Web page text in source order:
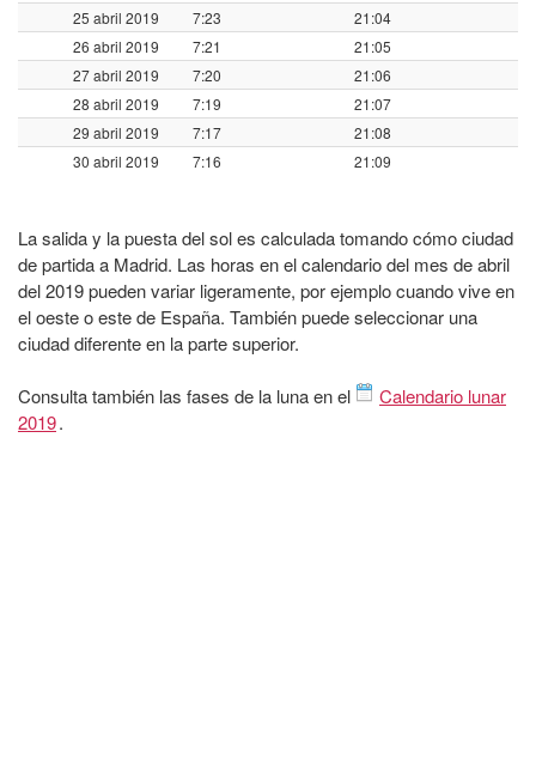
25 abril 2019
7:23
21:04
26 abril 2019
7:21
21:05
27 abril 2019
7:20
21:06
28 abril 2019
7:19
21:07
29 abril 2019
7:17
21:08
30 abril 2019
7:16 21:09
La salida y la puesta del sol es calculada tomando cómo ciudad
de partida a Madrid. Las horas en el calendario del mes de abril
del 2019 pueden variar ligeramente, por ejemplo cuando vive en
el oeste o este de España. También puede seleccionar una
ciudad diferente en la parte superior.
Consulta también las fases de la luna en el
Calendario lunar
2019.